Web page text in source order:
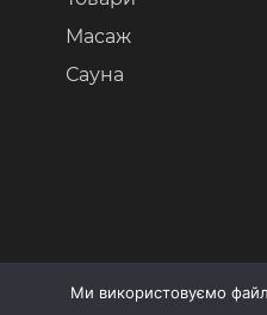
Масаж
Сауна
Ми використовуємо